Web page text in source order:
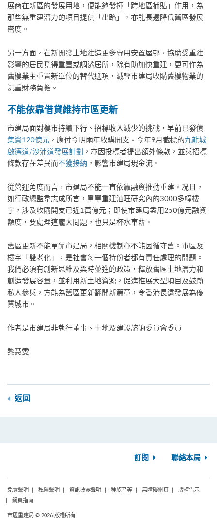
展商在新區的發展用地，便能夠發揮「跨地區補貼」作用，為
那些無重建潛力的項目提供「出路」，亦能長遠降低舊區發展
密度。
另一方面，在新開發土地建造更多專用安置屋邨，協助受重建
影響的居民覓得重置或調遷居所，除有助加快重建，更可作為
舊樓業主重置新單位的替代選項，減輕市建局收購舊樓物業的
沉重財務負擔。
不能依靠借貸維持市區更新
市建局面對樓市持續下行、招標收入減少的挑戰，早前已發債
集資120億元 ，應付今明兩年收購開支。今年9月截標的九龍城
啟德道/沙浦道發展計劃 ，亦因投標者提出額外條款，並與招標
條款存在差異而不獲接納 ，影響市建局現金流。
從營運角度而言，市建局不能一直依靠融資推動重建。况且，
如行政總監韋志成所言，單單重建油旺研究內的3000多幢樓
宇，涉及收購開支已近1萬億元；即使市建局盡用250億元融資
額度，要處理這龐大問題，也只是杯水車薪。
舊區更新不能單靠市建局，相關機制亦不能因循守舊。市區及
樓宇「雙老化」，是社會每一個持份者都有責任處理的問題。
我們必須有創新思維及與時並進的政策，釋放舊區土地潛力和
創造發展容量，並利用新土地資源，促進推展大型項目及鼓勵
私人參與，方能為舊區更新翻開新篇章，令香港長遠發展為優
質城市。
作者是市建局非執行董事、土地及建設諮詢委員會委員
黎慧雯
返回
訂閱 聯絡本局
免責聲明 私隱聲明 資訊披露聲明 種族平等 無障礙網頁
版權告示
網頁指南
市區重建局 © 2026 版權所有